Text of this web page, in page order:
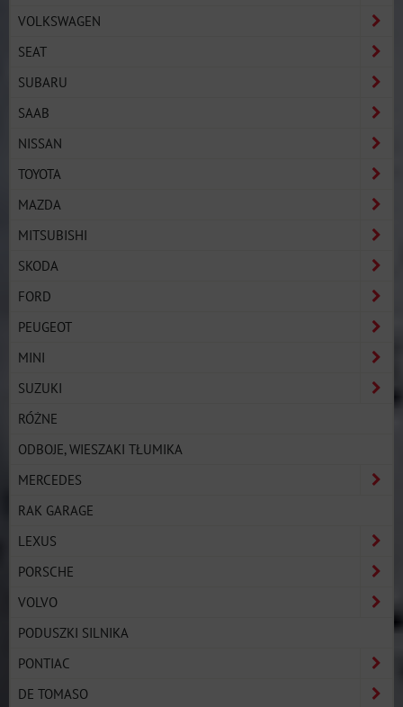
VOLKSWAGEN
SEAT
SUBARU
SAAB
NISSAN
TOYOTA
MAZDA
MITSUBISHI
SKODA
FORD
PEUGEOT
MINI
SUZUKI
RÓŻNE
ODBOJE, WIESZAKI TŁUMIKA
MERCEDES
RAK GARAGE
LEXUS
PORSCHE
VOLVO
PODUSZKI SILNIKA
PONTIAC
DE TOMASO